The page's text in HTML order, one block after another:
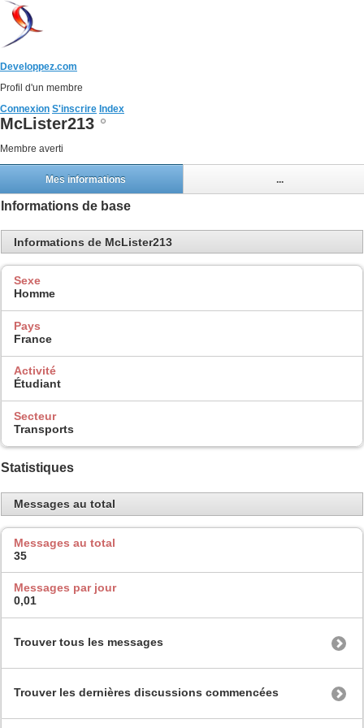
Developpez.com
Profil d'un membre
Connexion S'inscrire Index
McLister213
Membre averti
Mes informations ...
Informations de base
Informations de McLister213
Sexe
Homme
Pays
France
Activité
Étudiant
Secteur
Transports
Statistiques
Messages au total
Messages au total
35
Messages par jour
0,01
Trouver tous les messages
Trouver les dernières discussions commencées